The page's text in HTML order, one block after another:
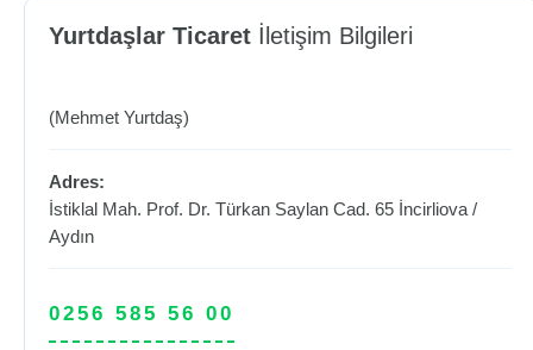
Yurtdaşlar Ticaret İletişim Bilgileri
(Mehmet Yurtdaş)
Adres:
İstiklal Mah. Prof. Dr. Türkan Saylan Cad. 65 İncirliova /
Aydın
0256 585 56 00